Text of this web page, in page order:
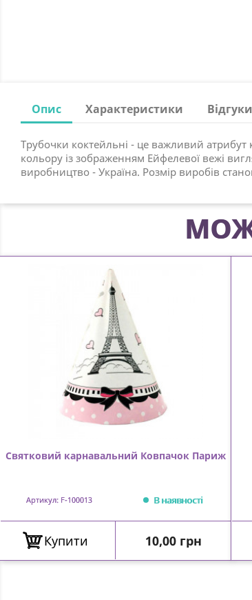
Опис Характеристики Відгуки
Трубочки коктейльні - це важливий
кольору із зображенням Ейфелевої вежі
виробництво - Україна. Розмір виробів
Святковий карнавальний Ковпачок Париж
Артикул: F-100013 В наявності
Купити Ціна
10,00 грн